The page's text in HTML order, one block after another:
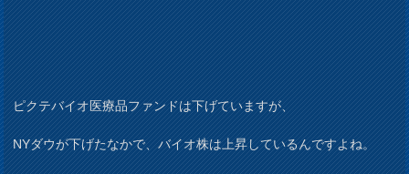
ピクテバイオ医療品ファンドは下げていますが、
NYダウが下げたなかで、バイオ株は上昇しているんですよね。